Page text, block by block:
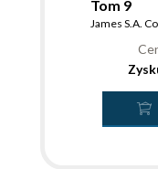
Tom 9
James S.A.